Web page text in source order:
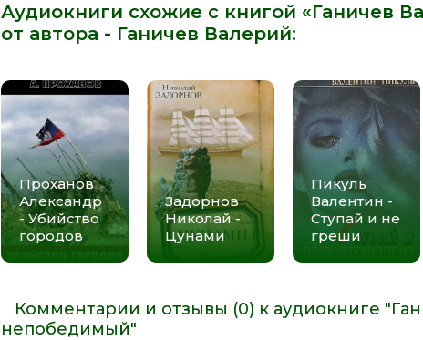
020
021
023
024
025
026
027
028
031
Аудиокниги схожие с книгой «Ганичев
от автора - Ганичев Валерий:
Проханов
Александр
- Убийство
городов
Задорнов
Николай -
Цунами
Пикуль
Валентин -
Ступай и не
греши
Комментарии и отзывы (0) к аудиокниге
непобедимый"